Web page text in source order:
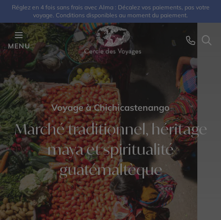
Réglez en 4 fois sans frais avec Alma : Décalez vos paiements, pas votre
voyage. Conditions disponibles au moment du paiement.
MENU
Voyage à Chichicastenango
Marché traditionnel, héritage
maya et spiritualité
guatémaltèque